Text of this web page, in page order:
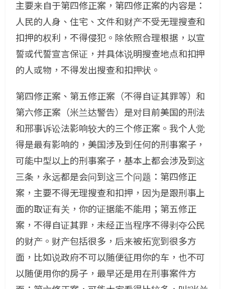
主要来自于第四修正案，第四修正案的内容是：
人民的人身、住宅、文件和财产不受无理搜查和
扣押的权利，不得侵犯。除依照合理根据，以宣
誓或代誓宣言保证，并具体说明搜查地点和扣押
的人或物，不得发出搜查和扣押状。
第四修正案、第五修正案（不得自证其罪等）和
第六修正案（米兰达警告）是对目前美国的刑法
和邢事诉讼法影响较大的三个修正案。我个人觉
得是最有影响的，美国涉及到任何的刑事案子，
可能中型以上的刑事案子，基本上都会涉及到这
三条，永远都是会问到这三个问题：第四修正
案，主要不得无理搜查和扣押，因为是跟刑事上
面的取证有关，你的证据能不能用；第五修正
案，不得自证其罪，未经正当程序不得剥夺公民
的财产。财产包括很多，后来被拓宽到很多方
面，比如说政府不可以随便征用你的车，也不可
以随便用你的房子，最早还是用在刑事案件方